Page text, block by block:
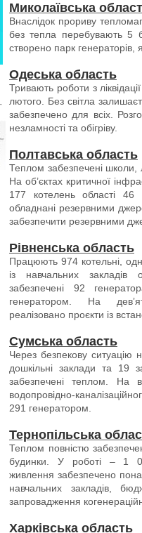
Миколаївська
Внаслідок прориву
без тепла перебувають 5
створено парк
Одеська область
Тривають роботи з
лютого. Без світла
забезпечено для всіх.
незламності та обігріву.
Полтавська область
Теплом забезпечені школи,
На об’єктах критичної
177 котелень області 46
обладнані резервними
забезпечити резервними
Рівненська область
Працюють 974 котельні,
із навчальних закладів
забезпечені 92
генератором. На
реалізовано проєкти із
Сумська область
Через безпекову
дошкільні заклади та 19
забезпечені теплом. На
водопровідно-
291 генератором.
Тернопільська
Теплом повністю
будинки. У роботі – 1
живлення забезпечено
навчальних закладів,
запровадження
Харківська область